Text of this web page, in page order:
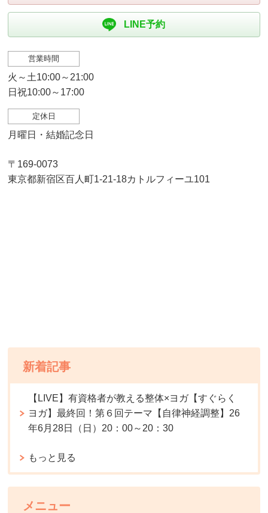
LINE予約
営業時間
火～土10:00～21:00
日祝10:00～17:00
定休日
月曜日・結婚記念日
〒169-0073
東京都新宿区百人町1-21-18カトルフィーユ101
新着記事
【LIVE】有資格者が教える整体×ヨガ【すぐらく
ヨガ】最終回！第６回テーマ【自律神経調整】26
年6月28日（日）20：00～20：30
もっと見る
メニュー